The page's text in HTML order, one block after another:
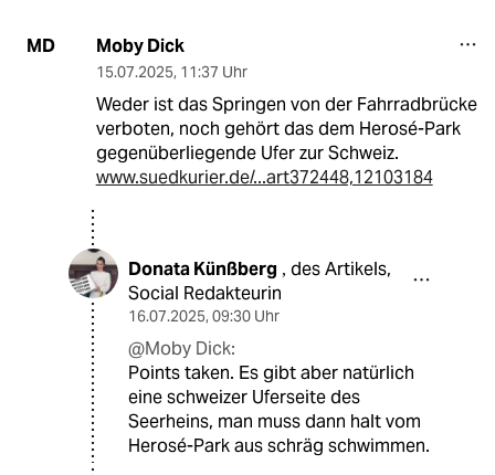
MD Moby Dick
15.07.2025, 11:37 Uhr
Weder ist das Springen von der Fahrradbrücke
verboten, noch gehört das dem Herosé-Park
gegenüberliegende Ufer zur Schweiz.
www.suedkurier.de/...art372448,12103184
Donata Künßberg , des Artikels,
Social Redakteurin
16.07.2025, 09:30 Uhr
@Moby Dick:
Points taken. Es gibt aber natürlich
eine schweizer Uferseite des
Seerheins, man muss dann halt vom
Herosé-Park aus schräg schwimmen.